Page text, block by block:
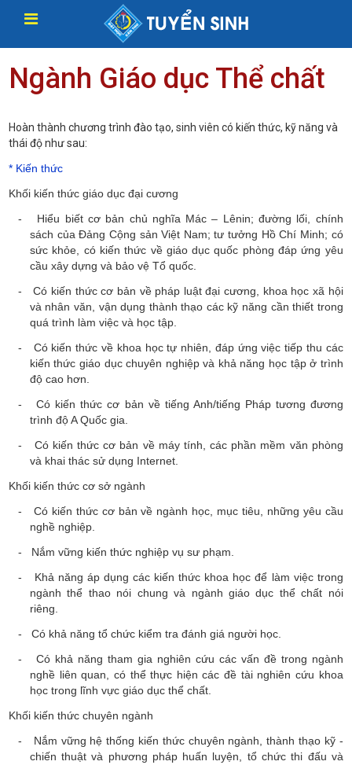
Ngành Giáo dục Thể chất
Hoàn thành chương trình đào tạo, sinh viên có kiến thức, kỹ năng và
thái độ như sau:
* Kiến thức
Khối kiến thức giáo dục đại cương
-
Hiểu biết cơ bản chủ nghĩa Mác – Lênin; đường lối, chính
sách của Đảng Cộng sản Việt Nam; tư tưởng Hồ Chí Minh; có
sức khỏe, có kiến thức về giáo dục quốc phòng đáp ứng yêu
cầu xây dựng và bảo vệ Tổ quốc.
- Có kiến thức cơ bản về pháp luật đại cương, khoa học xã hội
và nhân văn, vận dụng thành thạo các kỹ năng cần thiết trong
quá trình làm việc và học tập.
- Có kiến thức về khoa học tự nhiên, đáp ứng việc tiếp thu các
kiến thức giáo dục chuyên nghiệp và khả năng học tập ở trình
độ cao hơn.
- Có kiến thức cơ bản về tiếng Anh/tiếng Pháp tương đương
trình độ A Quốc gia.
- Có kiến thức cơ bản về máy tính, các phần mềm văn phòng
và khai thác sử dụng Internet.
Khối kiến thức cơ sở ngành
- Có kiến thức cơ bản về ngành học, mục tiêu, những yêu cầu
nghề nghiệp.
- Nắm vững kiến thức nghiệp vụ sư phạm.
- Khả năng áp dụng các kiến thức khoa học để làm việc trong
ngành thể thao nói chung và ngành giáo dục thể chất nói
riêng.
- Có khả năng tổ chức kiểm tra đánh giá người học.
- Có khả năng tham gia nghiên cứu các vấn đề trong ngành
nghề liên quan, có thể thực hiện các đề tài nghiên cứu khoa
học trong lĩnh vực giáo dục thể chất.
Khối kiến thức chuyên ngành
- Nắm vững hệ thống kiến thức chuyên ngành, thành thạo kỹ -
chiến thuật và phương pháp huấn luyện, tổ chức thi đấu và